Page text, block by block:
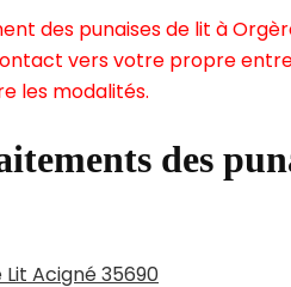
des punaises de lit à
vers votre propre
les modalités.
des
Acigné 35690